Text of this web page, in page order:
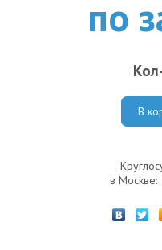
по
В
в Москве: